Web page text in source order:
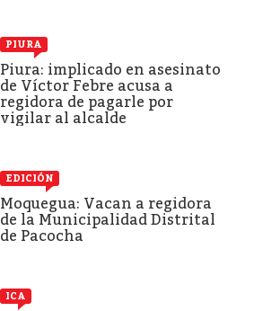
PIURA
Piura: implicado en asesinato
de Víctor Febre acusa a
regidora de pagarle por
vigilar al alcalde
EDICIÓN
Moquegua: Vacan a regidora
de la Municipalidad Distrital
de Pacocha
ICA